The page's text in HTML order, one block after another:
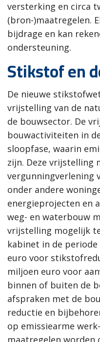
versterking en circa
(bron-)maatregelen.
bijdrage en kan
ondersteuning.
Stikstof en
De nieuwe
vrijstelling van de
de bouwsector. De
bouwactiviteiten in
sloopfase, waarin
zijn. Deze vrijstelling
vergunningverlening
onder andere
energieprojecten en
weg- en waterbouw
vrijstelling mogelijk
kabinet in de periode
euro voor
miljoen euro voor
binnen of buiten de
afspraken met de
reductie en
op emissiearme
maatregelen worden